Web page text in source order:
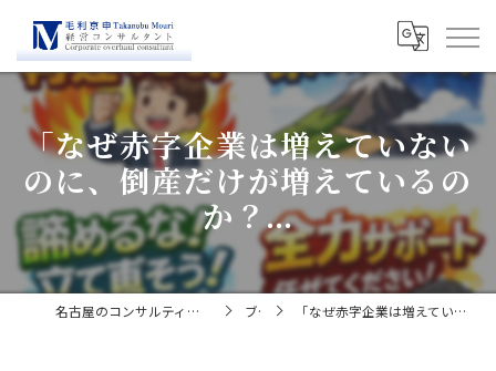
「なぜ赤字企業は増えていない
のに、倒産だけが増えているの
か？...
名古屋のコンサルティングなら経営コンサルタント毛利京申 ブログ 「なぜ赤字企業は増えていないのに、倒産だけが増えているのか？...